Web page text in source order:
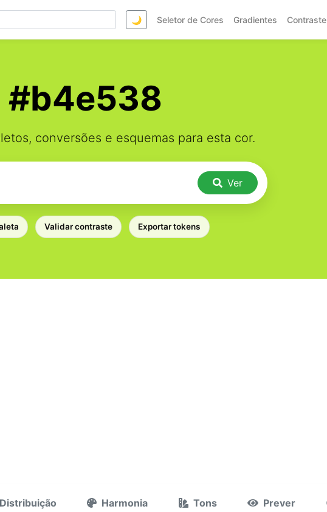
🌙 Seletor de Cores Gradientes Contraste
#b4e538
conversões e esquemas para esta cor.
Ver
Validar contraste Exportar tokens
Distribuição Harmonia Tons Prever